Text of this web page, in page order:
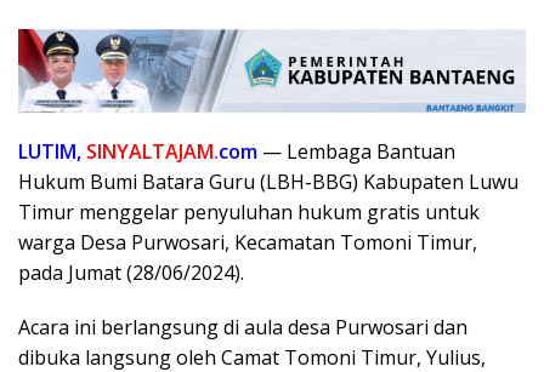
LUTIM, SINYALTAJAM.com — Lembaga Bantuan
Hukum Bumi Batara Guru (LBH-BBG) Kabupaten Luwu
Timur menggelar penyuluhan hukum gratis untuk
warga Desa Purwosari, Kecamatan Tomoni Timur,
pada Jumat (28/06/2024).
Acara ini berlangsung di aula desa Purwosari dan
dibuka langsung oleh Camat Tomoni Timur, Yulius,